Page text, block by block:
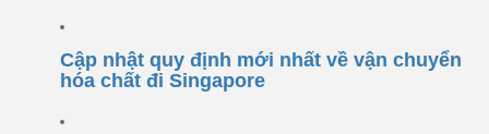
Cập nhật quy định mới nhất về vận chuyển
hóa chất đi Singapore